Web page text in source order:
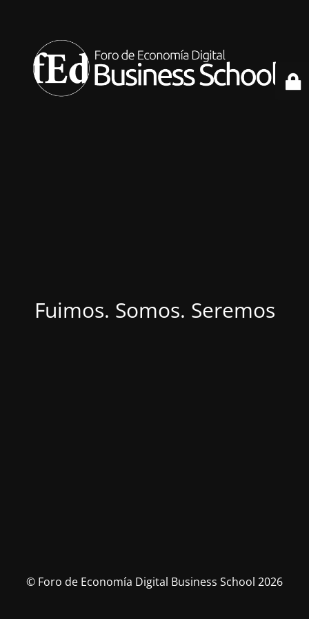
Fuimos. Somos. Seremos
© Foro de Economía Digital Business School 2026